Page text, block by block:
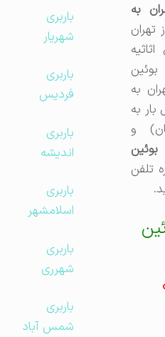
و
باربری
شهریار
باربری
فردیس
باربری
اندیشه
باربری
اسلامشهر
باربری
شهرری
باربری
شمس آباد